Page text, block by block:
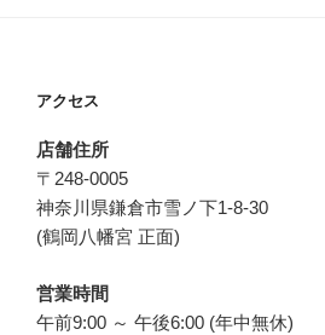
アクセス
店舗住所
〒248-0005
神奈川県鎌倉市雪ノ下1-8-30
(鶴岡八幡宮 正面)
営業時間
午前9:00 ～ 午後6:00 (年中無休)